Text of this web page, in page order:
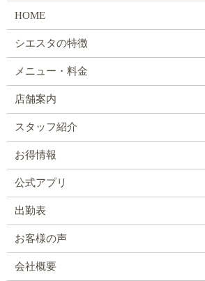
HOME
シエスタの特徴
メニュー・料金
店舗案内
スタッフ紹介
お得情報
公式アプリ
出勤表
お客様の声
会社概要